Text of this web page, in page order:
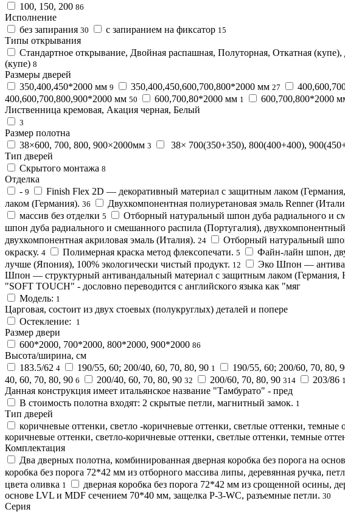
100, 150, 200 86
Исполнение
без запирания 30 с запиранием на фиксатор 15
Типы открывания
Стандартное открывание, Двойная распашная, Полуторная, Откатная (купе),
(купе) 8
Размеры дверей
350,400,450*2000 мм 9 350,400,450,600,700,800*2000 мм 27
400,600,700,800,900*2000 мм 50 600,700,80*2000 мм 1 600,700,800*2000
Лиственница кремовая, Акация черная, Белый
3
Размер полотна
38×600, 700, 800, 900×2000мм 3 38× 700(350+350), 800(400+400),
Тип дверей
Скрытого монтажа 8
Отделка
- 9 Finish Flex 2D — декоративный материал с защитным лаком
лаком (Германия). 36 Двухкомпонентная полиуретановая эмаль Renner
массив без отделки 5 Отборный натуральный шпон дуба радиального и
шпон дуба радиального и смешанного распила (Португалия),
двухкомпонентная акриловая эмаль (Италия). 24 Отборный натуральный
окраску. 4 Полимерная краска метод флексопечати. 5 Файн-лайн шпон,
лучше (Япония), 100% экологически чистый продукт. 12 Эко Шпон —
Шпон — структурный антивандальный материал с защитным лаком (Германия,
"SOFT TOUCH" - дословно переводится с английского языка как "мяг
Модель: 1
Царговая, состоит из двух стоевых (полукруглых) деталей и попере
Остекление:
1
Размер двери
600*2000, 700*2000, 800*2000, 900*2000 86
Высота/ширина, см
183.5/62 4 190/55, 60; 200/40, 60, 70, 80, 90 1 190/55, 60; 200/60, 70, 80,
40, 60, 70, 80, 90 6 200/40, 60, 70, 80, 90 32 200/60, 70, 80, 90 314 203/86 1
Данная конструкция имеет итальянское название "Тамбурато" - пред
В стоимость полотна входят: 2 скрытые петли, магнитный замок. 1
Тип дверей
коричневые оттенки, светло -коричневые оттенки, светлые оттенки, темные
коричневые оттенки, светло-коричневые оттенки, светлые оттенки, темные
Комплектация
Два дверных полотна, комбинированная дверная коробка без порога на
коробка без порога 72*42 мм из отборного массива липы, деревянная ручка,
цвета оливка 1 дверная коробка без порога 72*42 мм из срощенной осины,
основе LVL и MDF сечением 70*40 мм, защелка P-3-WC, разъемные петли. 30
Серия